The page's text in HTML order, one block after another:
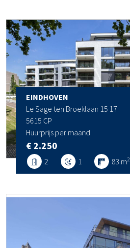
EINDHOVEN
Le Sage ten Broeklaan 15 17
5615 CP
Huurprijs per maand
€ 2.250
2 1 83 m2